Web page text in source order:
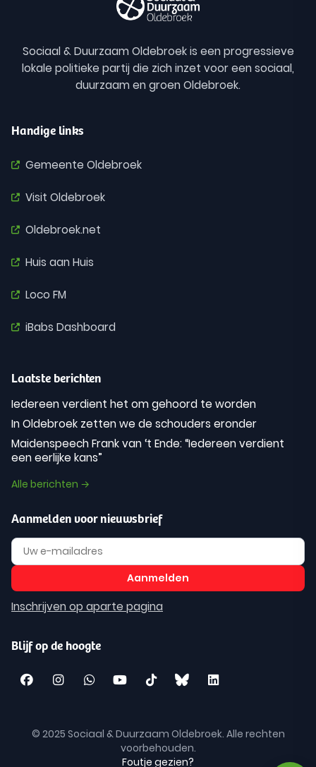
Sociaal & Duurzaam Oldebroek is een progressieve
lokale politieke partij die zich inzet voor een sociaal,
duurzaam en groen Oldebroek.
Handige links
Gemeente Oldebroek
Visit Oldebroek
Oldebroek.net
Huis aan Huis
Loco FM
iBabs Dashboard
Laatste berichten
Iedereen verdient het om gehoord te worden
In Oldebroek zetten we de schouders eronder
Maidenspeech Frank van ‘t Ende: “Iedereen verdient
een eerlijke kans”
Alle berichten →
Aanmelden voor nieuwsbrief
Inschrijven op aparte pagina
Blijf op de hoogte
© 2025 Sociaal & Duurzaam Oldebroek. Alle rechten
voorbehouden.
Foutje gezien?